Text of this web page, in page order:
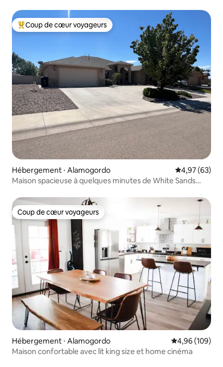
Coups de cœur voyageurs les plus appréciés
Coup de cœur voyageurs
Hébergement ⋅ Alamogordo Évaluation
4,97 (63)
Maison spacieuse à quelques minutes de White Sands
Coup de cœur voyageurs
Coup de cœur voyageurs
Hébergement ⋅ Alamogordo Évaluation
4,96 (109)
Maison confortable avec lit king size et home cinéma